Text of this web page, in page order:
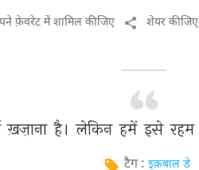
फ़ेवरेट में शामिल कीजिए शेयर कीजिए
ख़ज़ाना है। लेकिन हमें इसे रहम
टैग : इक़बाल डे